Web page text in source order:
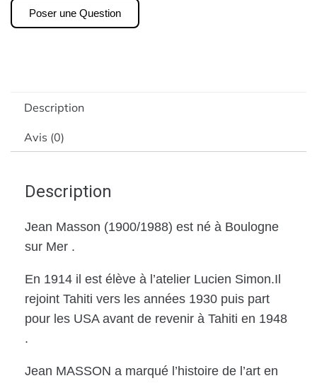
Poser une Question
Description
Avis (0)
Description
Jean Masson (1900/1988) est né à Boulogne
sur Mer .
En 1914 il est élève à l’atelier Lucien Simon.Il
rejoint Tahiti vers les années 1930 puis part
pour les USA avant de revenir à Tahiti en 1948
.
Jean MASSON a marqué l’histoire de l’art en